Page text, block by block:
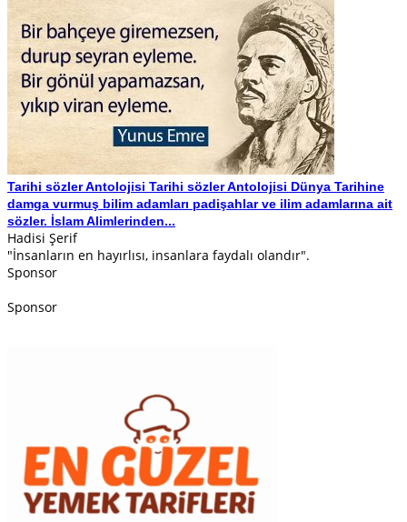
Tarihi sözler Antolojisi Tarihi sözler Antolojisi Dünya Tarihine
damga vurmuş bilim adamları padişahlar ve ilim adamlarına ait
sözler. İslam Alimlerinden...
Hadisi Şerif
"İnsanların en hayırlısı, insanlara faydalı olandır".
Sponsor
Sponsor